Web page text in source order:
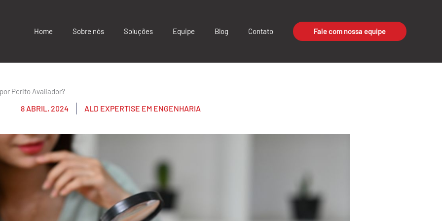
Home Sobre nós Soluções Equipe Blog Contato Fale com nossa equipe
Perito Avaliador?
8 ABRIL, 2024 ALD EXPERTISE EM ENGENHARIA